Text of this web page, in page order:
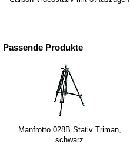
Passende Produkte
Manfrotto 028B Stativ Triman,
schwarz